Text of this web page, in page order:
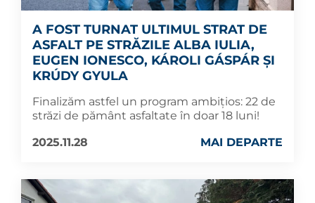
A FOST TURNAT ULTIMUL STRAT DE
ASFALT PE STRĂZILE ALBA IULIA,
EUGEN IONESCO, KÁROLI GÁSPÁR ȘI
KRÚDY GYULA
Finalizăm astfel un program ambițios: 22 de
străzi de pământ asfaltate în doar 18 luni!
2025.11.28
MAI DEPARTE